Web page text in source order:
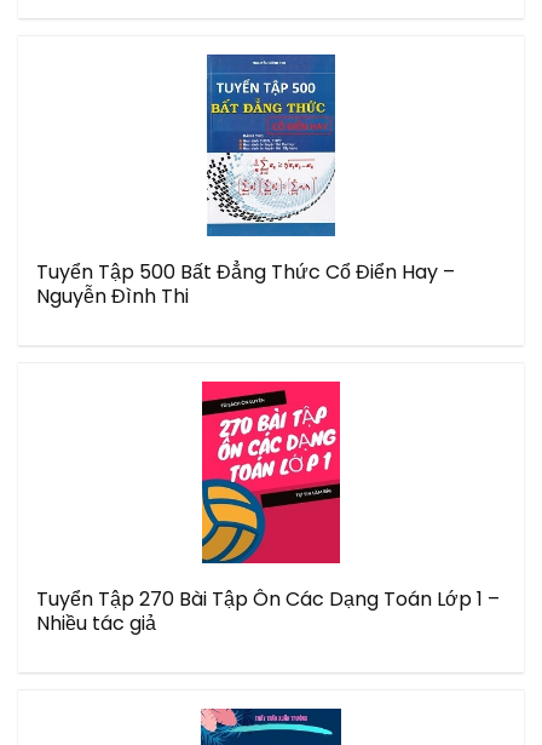
Tuyển Tập 500 Bất Đẳng Thức Cổ Điển Hay –
Nguyễn Đình Thi
Tuyển Tập 270 Bài Tập Ôn Các Dạng Toán Lớp 1 –
Nhiều tác giả